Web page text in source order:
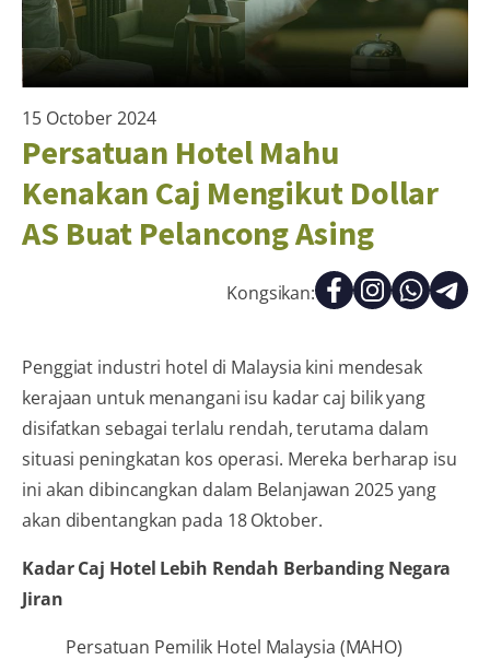
15 October 2024
Persatuan Hotel Mahu
Kenakan Caj Mengikut Dollar
AS Buat Pelancong Asing
Kongsikan:
Penggiat industri hotel di Malaysia kini mendesak
kerajaan untuk menangani isu kadar caj bilik yang
disifatkan sebagai terlalu rendah, terutama dalam
situasi peningkatan kos operasi. Mereka berharap isu
ini akan dibincangkan dalam Belanjawan 2025 yang
akan dibentangkan pada 18 Oktober.
Kadar Caj Hotel Lebih Rendah Berbanding Negara
Jiran
Persatuan Pemilik Hotel Malaysia (MAHO)